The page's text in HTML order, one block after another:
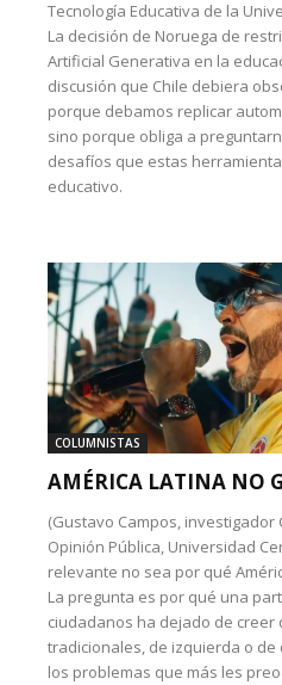
Tecnología Educativa de la
La decisión de Noruega de
Artificial Generativa en la
discusión que Chile debiera
porque debamos replicar
sino porque obliga a
desafíos que estas
educativo.
COLUMNISTAS
AMÉRICA LATINA NO
(Gustavo Campos, investigador
Opinión Pública, Universidad
relevante no sea por qué
La pregunta es por qué una
ciudadanos ha dejado de creer
tradicionales, de izquierda o
los problemas que más les